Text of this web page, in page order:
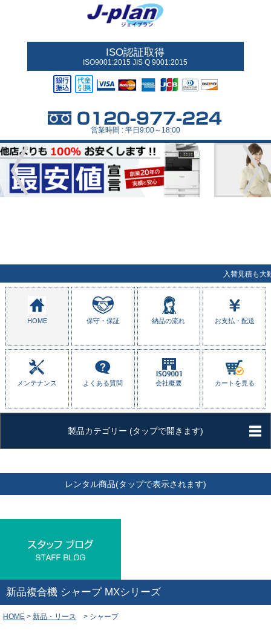
ISO認証取得
ISO9001:2015 JIS Q 9001:2015
営業時間 : 平日9:00～18:00
入替見積も大歓迎
HOME 保守・保証 納品の流れ お支払・配送
メンテナンス よくある質問 会社概要 カートを見る
製品カテゴリー (タップで開きます)
レンタル商品(タップで表示されます)
新品複合機 シャープ MXシリーズ
HOME > 新品・リース > シャープ